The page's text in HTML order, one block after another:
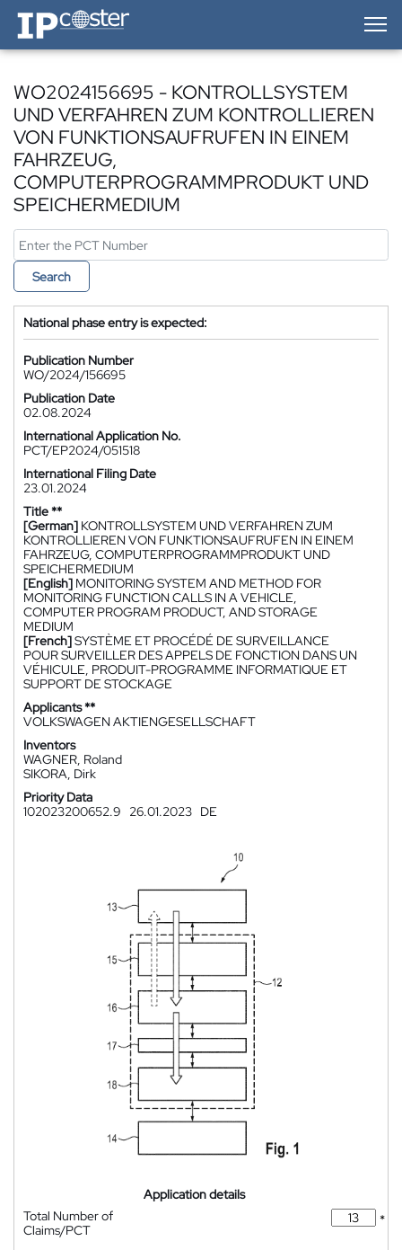
IP-Coster — Home
WO2024156695 - KONTROLLSYSTEM
UND VERFAHREN ZUM KONTROLLIEREN
VON FUNKTIONSAUFRUFEN IN EINEM
FAHRZEUG,
COMPUTERPROGRAMMPRODUKT UND
SPEICHERMEDIUM
Search
National phase entry is expected:
Publication Number
WO/2024/156695
Publication Date
02.08.2024
International Application No.
PCT/EP2024/051518
International Filing Date
23.01.2024
Title **
[German] KONTROLLSYSTEM UND VERFAHREN ZUM
KONTROLLIEREN VON FUNKTIONSAUFRUFEN IN EINEM
FAHRZEUG, COMPUTERPROGRAMMPRODUKT UND
SPEICHERMEDIUM
[English] MONITORING SYSTEM AND METHOD FOR
MONITORING FUNCTION CALLS IN A VEHICLE,
COMPUTER PROGRAM PRODUCT, AND STORAGE
MEDIUM
[French]SYSTÈME ET PROCÉDÉ DE SURVEILLANCE
POUR SURVEILLER DES APPELS DE FONCTION DANS UN
VÉHICULE, PRODUIT-PROGRAMME INFORMATIQUE ET
SUPPORT DE STOCKAGE
Applicants **
VOLKSWAGEN AKTIENGESELLSCHAFT
Inventors
WAGNER, Roland
SIKORA, Dirk
Priority Data
102023200652.9
26.01.2023 DE
Application details
Total Number of
Claims/PCT
*